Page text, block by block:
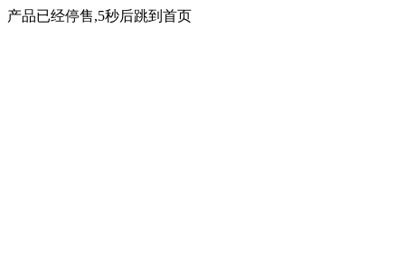
产品已经停售,5秒后跳到首页